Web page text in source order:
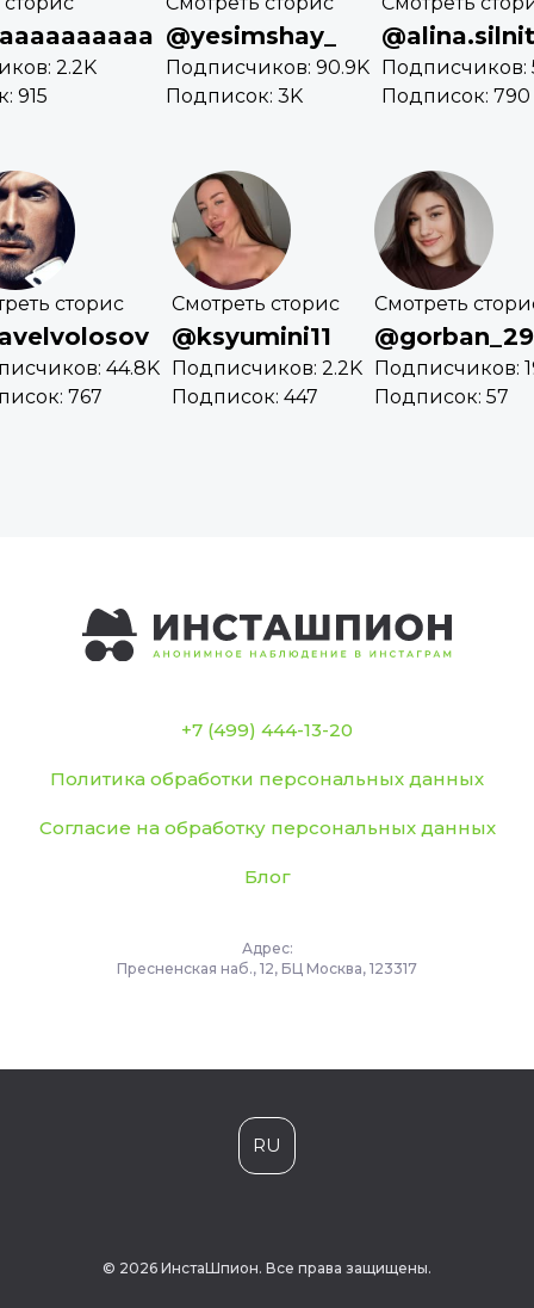
2.2K
915
@yesimshay_
Подписчиков: 90.9K
Подписок: 3K
Подписчиков:
Подписок: 790
сторис
44.8K
767
Смотреть сторис
@ksyumini11
Подписчиков: 2.2K
Подписок: 447
Смотреть
@gorban_29
Подписчиков:
Подписок: 57
+7 (499) 444-13-20
Политика обработки персональных данных
Согласие на обработку персональных данных
Блог
Адрес:
Пресненская наб., 12, БЦ Москва, 123317
RU
© 2026 ИнстаШпион. Все права защищены.